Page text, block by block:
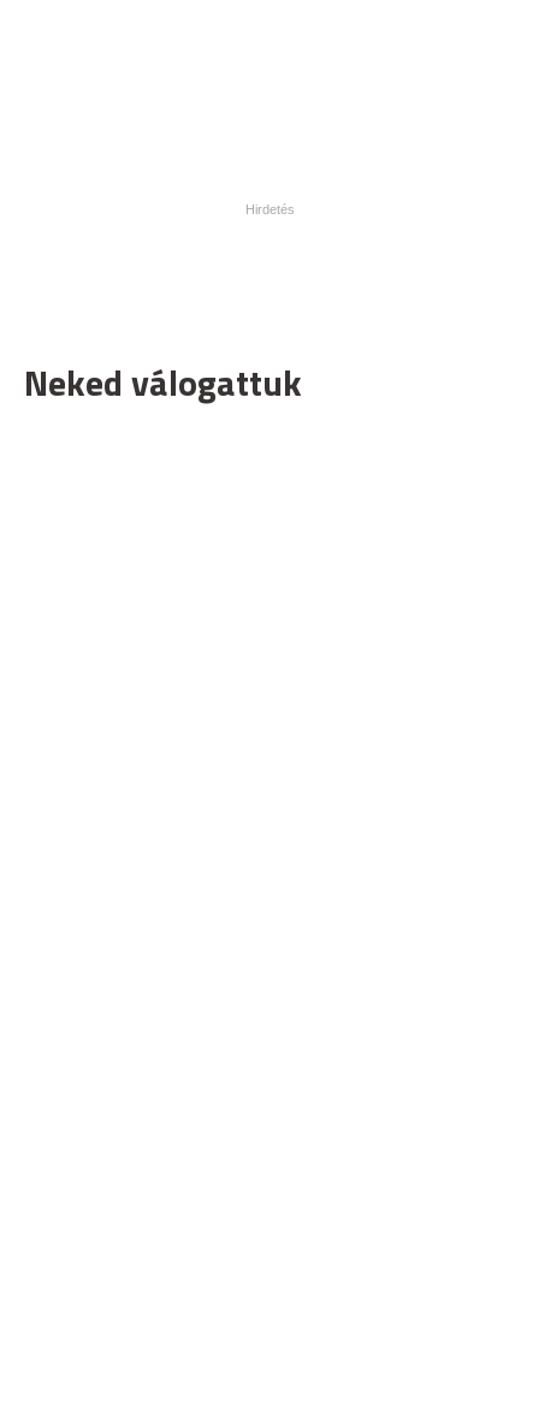
Neked válogattuk